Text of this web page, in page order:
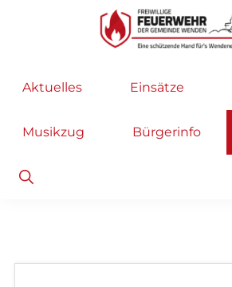
Hauptnavigation
Feuerwehr
helfen
selbstverständlich!
Aktuelles Einsätze
Musikzug Bürgerinfo
Show
Search